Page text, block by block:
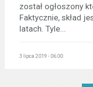
został ogłoszony
Faktycznie, skład
latach. Tyle...
3 lipca 2019 - 06:00